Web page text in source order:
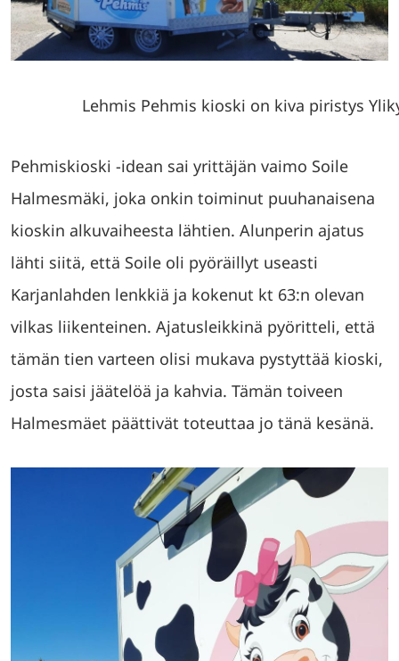
Lehmis Pehmis kioski on kiva piristys
Pehmiskioski -idean sai yrittäjän vaimo Soile
Halmesmäki, joka onkin toiminut puuhanaisena
kioskin alkuvaiheesta lähtien. Alunperin ajatus
lähti siitä, että Soile oli pyöräillyt useasti
Karjanlahden lenkkiä ja kokenut kt 63:n olevan
vilkas liikenteinen. Ajatusleikkinä pyöritteli, että
tämän tien varteen olisi mukava pystyttää kioski,
josta saisi jäätelöä ja kahvia. Tämän toiveen
Halmesmäet päättivät toteuttaa jo tänä kesänä.